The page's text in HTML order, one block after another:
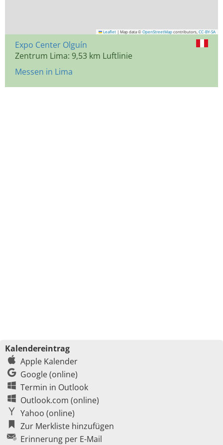
Leaflet | Map data © OpenStreetMap contributors, CC-BY-SA
Expo Center Olguín
Zentrum Lima: 9,53 km Luftlinie
Messen in Lima
Kalendereintrag
Apple Kalender
Google (online)
Termin in Outlook
Outlook.com (online)
Yahoo (online)
Zur Merkliste hinzufügen
Erinnerung per E-Mail